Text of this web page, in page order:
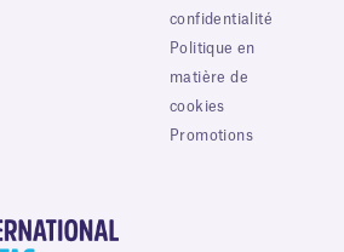
confidentialité
Politique en
matière de
cookies
Promotions